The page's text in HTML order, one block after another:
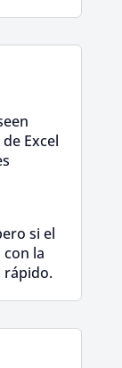
Excel
si el
la
rápido.